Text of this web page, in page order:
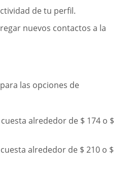
de tu perfil.
nuevos contactos a la
las opciones de
alrededor de $ 174 o $
alrededor de $ 210 o $